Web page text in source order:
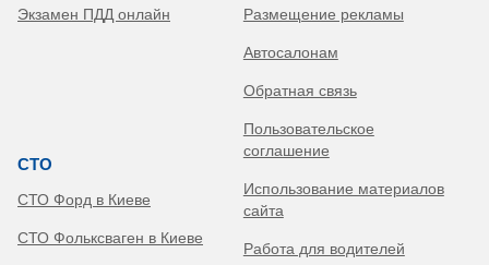
Экзамен ПДД онлайн
СТО
СТО Форд в Киеве
СТО Фольксваген в Киеве
Размещение рекламы
Автосалонам
Обратная связь
Пользовательское
соглашение
Использование материалов
сайта
Работа для водителей